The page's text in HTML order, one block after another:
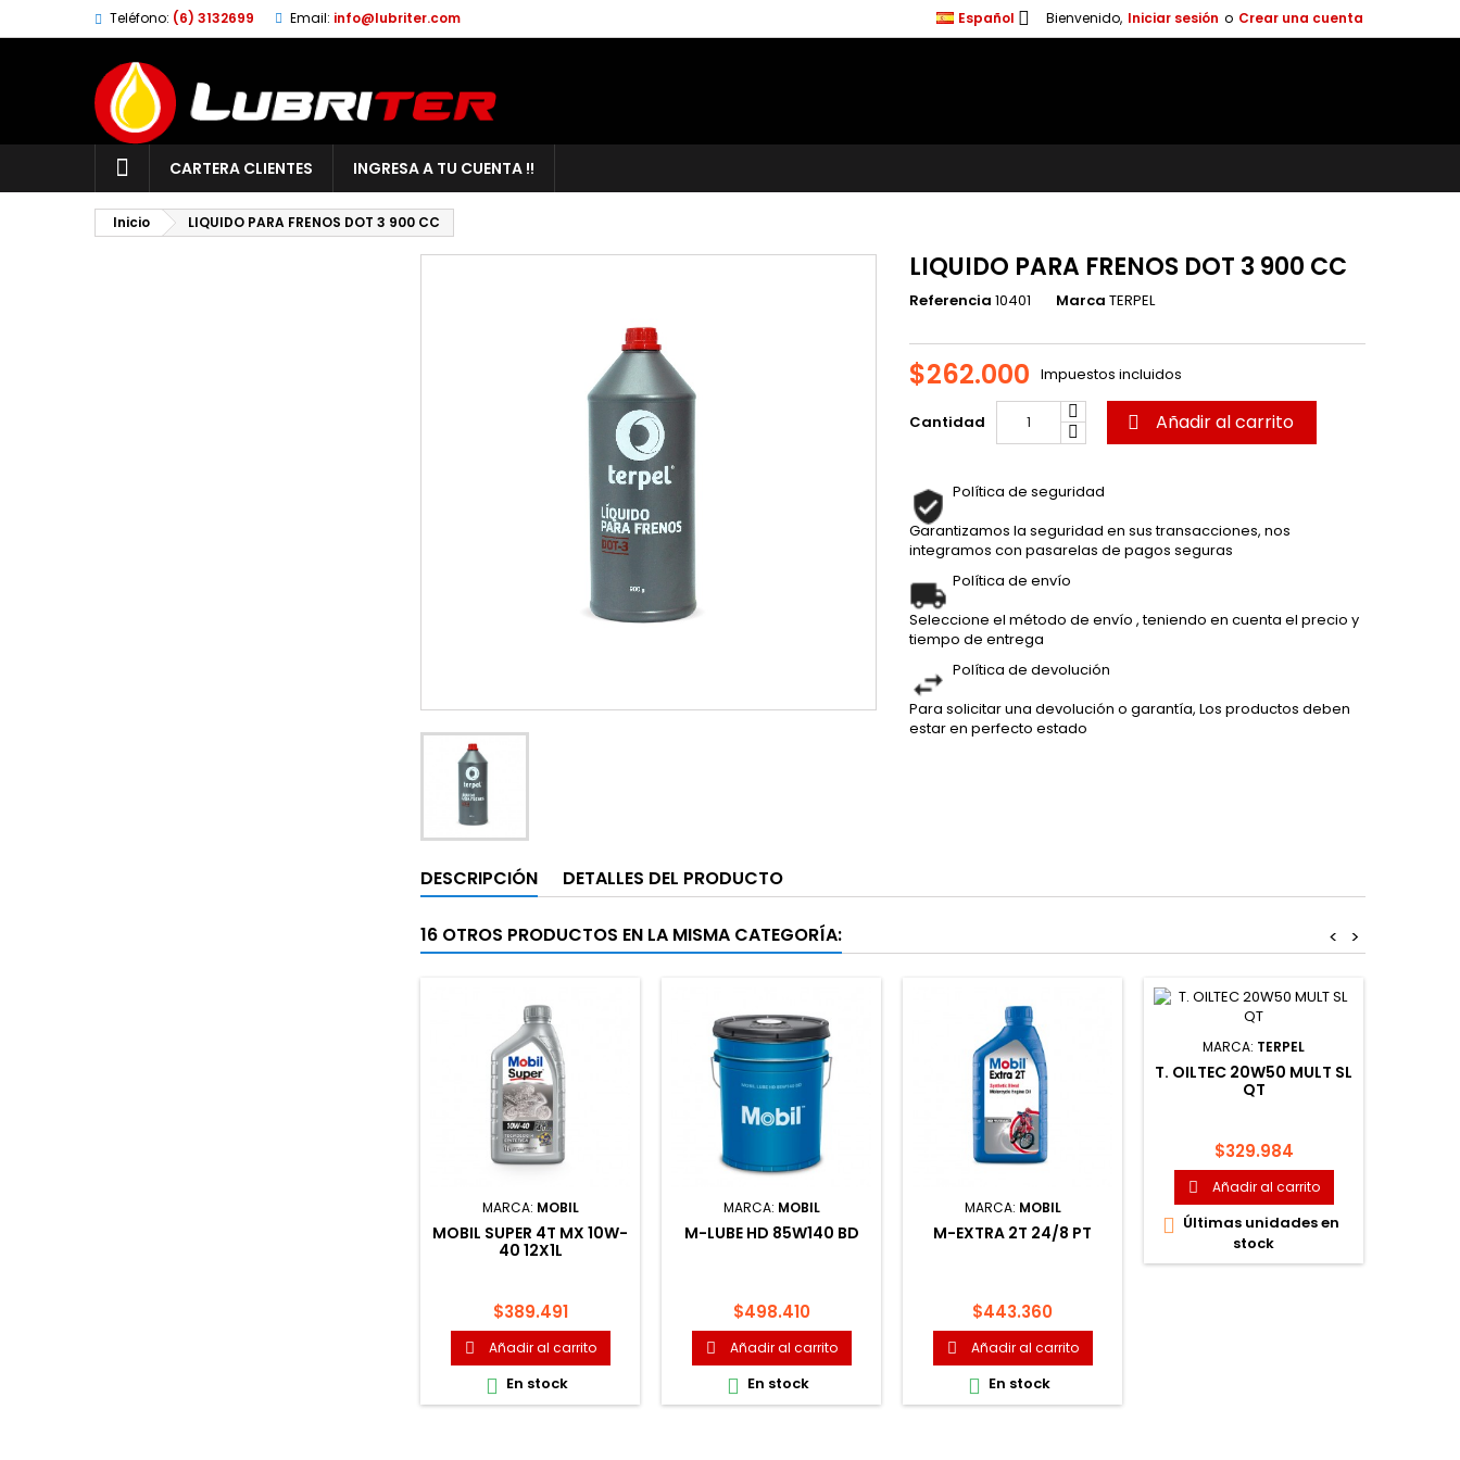
Teléfono: (6) 3132699 Email: info@lubriter.com Bienvenido, Iniciar sesión o Crear una cuenta
Español 
CARTERA CLIENTES INGRESA A TU CUENTA !!
Inicio LIQUIDO PARA FRENOS DOT 3 900 CC
LIQUIDO PARA FRENOS DOT 3 900 CC
Referencia 10401 Marca TERPEL
$262.000 Impuestos incluidos
Cantidad  Añadir al carrito
Política de seguridad
Garantizamos la seguridad en sus transacciones, nos
integramos con pasarelas de pagos seguras
Política de envío
Seleccione el método de envío , teniendo en cuenta el precio y
tiempo de entrega
Política de devolución
Para solicitar una devolución o garantía, Los productos deben
estar en perfecto estado
DESCRIPCIÓN DETALLES DEL PRODUCTO
16 OTROS PRODUCTOS EN LA MISMA CATEGORÍA: >
<
MARCA: MOBIL
MOBIL SUPER 4T MX 10W-
40 12X1L
Precio
$389.491
 Añadir al carrito
 En stock
MARCA: MOBIL
M-LUBE HD 85W140 BD
Precio
$498.410
 Añadir al carrito
 En stock
MARCA: MOBIL
M-EXTRA 2T 24/8 PT
Precio
$443.360
 Añadir al carrito
 En stock
MARCA: TERPEL
T. OILTEC 20W50 MULT SL
QT
Precio
$329.984
 Añadir al carrito
 Últimas unidades en
stock